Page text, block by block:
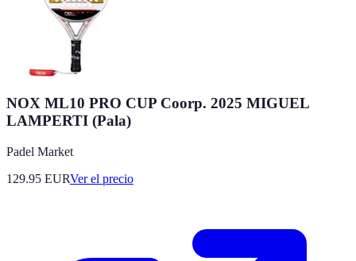
NOX ML10 PRO CUP Coorp. 2025 MIGUEL
LAMPERTI (Pala)
Padel Market
129.95 EURVer el precio